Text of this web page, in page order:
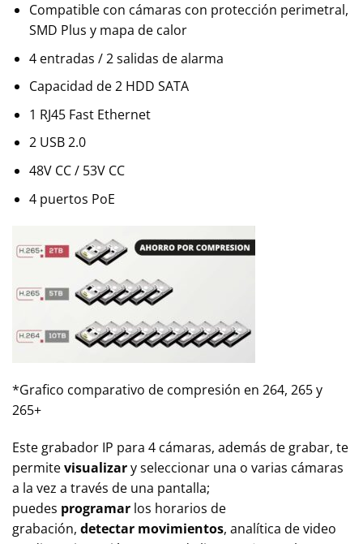
Compatible con cámaras con protección perimetral,
SMD Plus y mapa de calor
4 entradas / 2 salidas de alarma
Capacidad de 2 HDD SATA
1 RJ45 Fast Ethernet
2 USB 2.0
48V CC / 53V CC
4 puertos PoE
*Grafico comparativo de compresión en 264, 265 y
265+
Este grabador IP para 4 cámaras, además de grabar, te
permitevisualizary seleccionar una o varias cámaras
a la vez a través de una pantalla;
puedes programar los horarios de
grabación, detectar movimientos, analítica de video